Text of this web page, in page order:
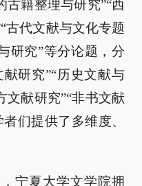
古籍整理与研究”“西
古代文献与文化专题
研究”等分论题，分
研究”“历史文献与
文献研究”“非书文献
们提供了多维度、
宁夏大学文学院拥